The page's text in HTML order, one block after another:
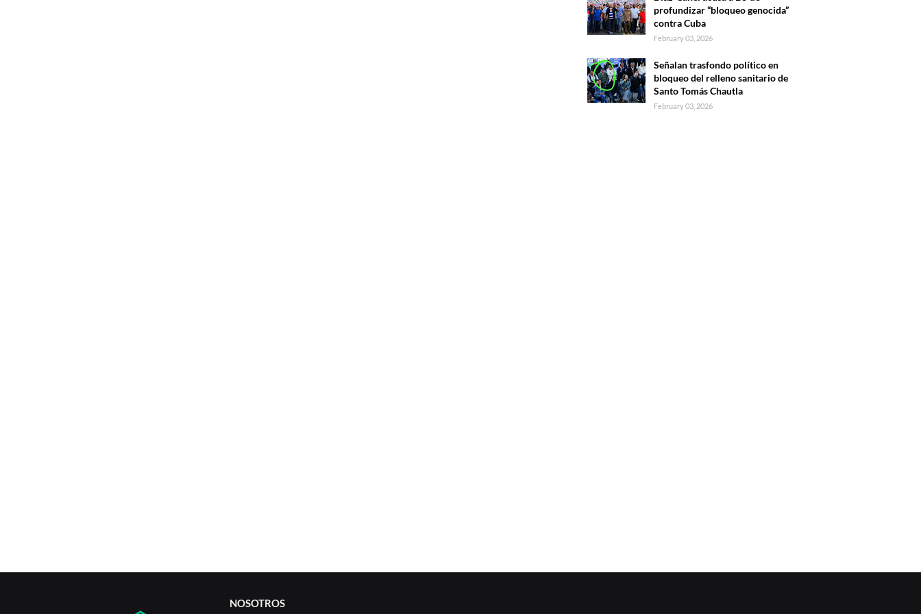
profundizar “bloqueo genocida”
contra Cuba
February 03, 2026
Señalan trasfondo político en
bloqueo del relleno sanitario de
Santo Tomás Chautla
February 03, 2026
NOSOTROS